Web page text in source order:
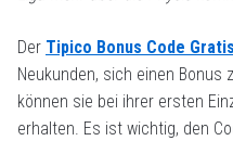
Der Tipico Bonus Code Gratis
Neukunden, sich einen Bonus
können sie bei ihrer ersten
erhalten. Es ist wichtig, den